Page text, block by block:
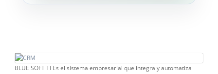
BLUE SOFT TI Es el sistema empresarial que integra y automatiza todos los módulos del área de Gestión de Talento, Administración y Finanzas. Escríbenos a info@bluesoftti.com para realizarte una demo. CRM es mucho más que un acrónimo conocido que se ha utilizado en el mundo de los negocios y las ventas durante la pasada década. C-R-M proviene del inglés "Customer Relationship Management", es decir, gestión de relación con el cliente. Con una aplicación de CRM, no hay ninguna fórmula secreta. Gestiona sencillamente la mayor parte de la información esencial de los clientes para que pueda consultarla en una única ubicación. Sin necesidad de salir de la aplicación, puede ver la información del contacto, realizar un seguimiento por correo electrónico o redes sociales, gestionar tareas y realizar un seguimiento del rendimiento, entre otras ventajas. Implementar la aplicación de CRM correcta puede aumentar la eficacia de las ventas. Puede cerrar más acuerdos, aumentar las ventas y mejorar la precisión de las previsiones. C-R-M proviene del inglés “Customer Relationship Management”, es decir, gestión de relación con el cliente. Con una aplicación de CRM, no hay ninguna fórmula secreta. Gestiona sencillamente la mayor parte de la información esencial de los clientes para que pueda consultarla en una única ubicación. Sin necesidad de salir de la aplicación, puede ver la información del contacto, realizar un seguimiento por correo electrónico o redes sociales, gestionar tareas y realizar un seguimiento del rendimiento, entre otras ventajas Implementar la aplicación de CRM correcta puede aumentar la eficacia de las ventas. Puede cerrar más acuerdos, aumentar las ventas y mejorar la precisión de las previsiones. ¿Ha llegado el momento de invertir en una aplicación de CRM? ¿Ha llegado el momento de invertir en una aplicación de CRM? El contenido de este libro electrónico le ayudará a determinarlo. Durante los cuatro capítulos siguientes, examinaremos los temas siguientes: El contenido de este libro electrónico le ayudará a determinarlo. Durante los cuatro capítulos siguientes, examinaremos los temas siguientes: ¿Cuál es la diferencia entre CRM y ERP? • Qué señales indican que su negocio necesita una aplicación de CRM • Cómo puede una aplicación de CRM mejorar las ventas y la productividad • Qué señales indican que su negocio necesita una aplicación de CRM • Cómo diseñar su estrategia de CRM • Cómo puede una aplicación de CRM mejorar las ventas y la productividad • Cómo maximizar su ROI • Cómo diseñar su estrategia de CRM • Cómo maximizar su ROI En primer lugar, estudiaremos las siete señales que indican que su negocio necesita una aplicación de CRM. Señales que indican que realmente necesita una aplicación de CRM Los negocios suelen comenzar con una relación básica entre vendedor y cliente, así de sencillo. En una etapa tan temprana, podría ser suficiente simplemente mantener una hoja de cálculo de Excel o apuntar notas sobre los clientes y los pedidos entrantes. Pero a medida que crece su negocio, este tipo de registro ya no puede hacer lo que usted realmente necesita. A continuación presentamos algunas señales de advertencia que le indican que ha llegado el momento de abandonar las antiguas costumbres y empezar a gestionar la relación con su cliente de forma más eficaz con BLUE SOFT TI. El verdadero negocio de toda empresa no es tanto hacer clientes como saber mantenerlos y maximizar su rentabilidad. Dicho de otro modo, la fidelización de los clientes es la base del éxito de una compañía. Pero la gestión del cliente como activo fundamental de la empresa ha exigido un cambio profundo en las estrategias de marketing, que han pasado de estar dirigidas a la transacción (marketing transaccional) a orientarse hacia la relación (marketing relacional). El marketing transaccional, entendido como el que se limita a lanzar productos al mercado y a captar clientes susceptibles de comprarlos, está siendo progresivamente abandonado por un gran porcentaje de empresas. La razón es que este planteamiento transaccional se ha mostrado insuficiente o poco eficaz en un entorno enormemente competitivo y tecnológico como el actual, con unos mercados saturados de oferta. Captar nuevos clientes es cada vez más difícil, pero mantener la relación con los actuales y fidelizarlos es cada vez más fácil gracias a las tecnologías aparecidas en los últimos años y al desarrollo paralelo de políticas de calidad y mejora de procesos. El marketing relacional defiende la creación, una vez cerrada la primera venta, de relaciones estables y de continuidad con los mejores clientes de la compañía, desarrollando un conjunto de acciones que permitan profundizar en la relación y aumentar el grado de satisfacción y lealtad. El enfoque relacional debe plantearse en todas las fases del proceso, desde la captación del cliente hasta su completa satisfacción y fidelización. Gracias a las nuevas tecnologías de la información y la comunicación es posible mantener relaciones personalizadas de forma masiva, permanente y geográficamente dispersa. Las empresas pueden mantener un nivel de comunicación multicanal con el cliente que les permite conocer sus preferencias y adaptarse a ellas. El enfoque relacional suele constituir una buena estrategia de diferenciación, ya que el trato al cliente es difícilmente imitable por la competencia. El transaccional, en cambio, está sujeto a la capacidad de la compañía de tener los mejores precios del mercado, lo que siempre resulta complicado y altamente costoso. El CRM (Customer Relationship Management) hace referencia tanto a la estrategia de negocio, enfocada a seleccionar y gestionar una relación con los mejores clientes para optimizar su valor a largo plazo, como a las aplicaciones concretas de software necesarias para procesar la información de esos clientes y desarrollar esa relación. Es frecuente el uso de los términos CRM y marketing relacional como sinónimos, e incluso hablar de CRM para referirse a la estrategia de marketing de una compañía claramente orientada a la creación de una relación a largo plazo con sus clientes. El concepto CRM, pues, no acaba en una aplicación informática, un programa de puntos o una tarjeta de fidelización con unas recompensas extrínsecas a la transacción (descuentos, regalos, etc.), sino que va más allá: supone idear un